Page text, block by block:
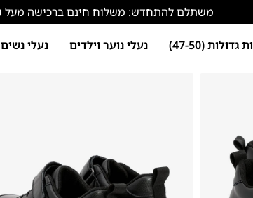
משתלם להתחדש: משלוח חינם ברכישה מעל 600₪ וגם החלפה ראשונה ללא עלות!
(47-50) נעלי נוער וילדים נעלי נשים